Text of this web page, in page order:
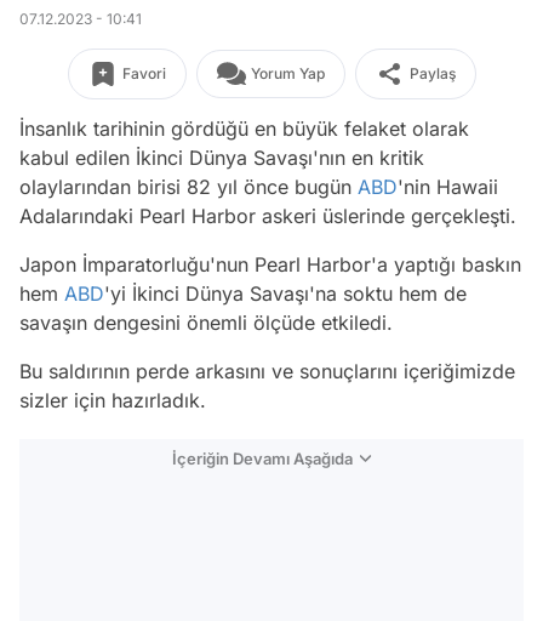
07.12.2023 - 10:41
Favori Yorum Yap Paylaş
İnsanlık tarihinin gördüğü en büyük felaket olarak
kabul edilen İkinci Dünya Savaşı'nın en kritik
olaylarından birisi 82 yıl önce bugün ABD'nin Hawaii
Adalarındaki Pearl Harbor askeri üslerinde gerçekleşti.
Japon İmparatorluğu'nun Pearl Harbor'a yaptığı baskın
hem ABD'yi İkinci Dünya Savaşı'na soktu hem de
savaşın dengesini önemli ölçüde etkiledi.
Bu saldırının perde arkasını ve sonuçlarını içeriğimizde
sizler için hazırladık.
İçeriğin Devamı Aşağıda